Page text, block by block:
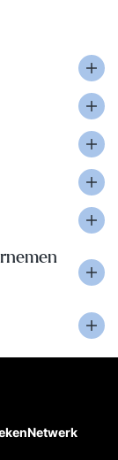
Netwerk